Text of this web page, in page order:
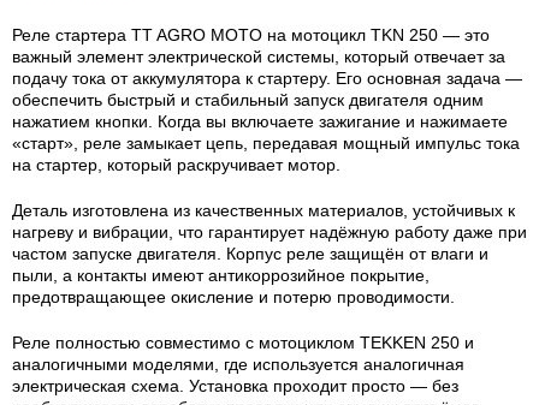
Реле стартера TT AGRO MOTO на мотоцикл TKN 250 — это
важный элемент электрической системы, который отвечает за
подачу тока от аккумулятора к стартеру. Его основная задача —
обеспечить быстрый и стабильный запуск двигателя одним
нажатием кнопки. Когда вы включаете зажигание и нажимаете
«старт», реле замыкает цепь, передавая мощный импульс тока
на стартер, который раскручивает мотор.
Деталь изготовлена из качественных материалов, устойчивых к
нагреву и вибрации, что гарантирует надёжную работу даже при
частом запуске двигателя. Корпус реле защищён от влаги и
пыли, а контакты имеют антикоррозийное покрытие,
предотвращающее окисление и потерю проводимости.
Реле полностью совместимо с мотоциклом TEKKEN 250 и
аналогичными моделями, где используется аналогичная
электрическая схема. Установка проходит просто — без